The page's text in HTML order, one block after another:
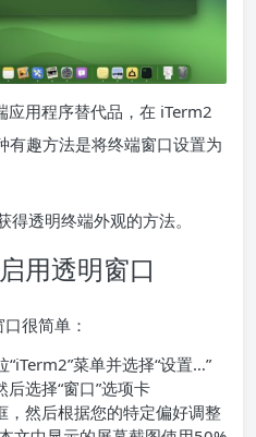
应用程序替代品，在 iTerm2
有趣方法是将终端窗口设置为
透明终端外观的方法。
用透明窗口
很简单：
“iTerm2”菜单并选择“设置…”
后选择“窗口”选项卡
，然后根据您的特定偏好调整